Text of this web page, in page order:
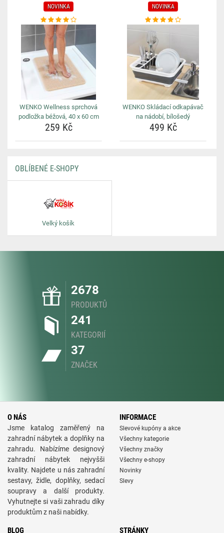
NOVINKA
WENKO Wellness sprchová
podložka béžová, 40 x 60 cm
259 Kč
NOVINKA
WENKO Skládací odkapávač
na nádobí, bílošedý
499 Kč
OBLÍBENÉ E-SHOPY
Velký košík
2678
PRODUKTŮ
241
KATEGORIÍ
37
ZNAČEK
O NÁS
Jsme katalog zaměřený na
zahradní nábytek a doplňky na
zahradu. Nabízíme designový
zahradní nábytek nejvyšši
kvality. Najdete u nás zahradní
sestavy, židle, doplňky, sedací
soupravy a další produkty.
Vyhutnejte si vaši zahradu díky
produktům z naši nabídky.
INFORMACE
Slevové kupóny a akce
Všechny kategorie
Všechny značky
Všechny e-shopy
Novinky
Slevy
BLOG STRÁNKY